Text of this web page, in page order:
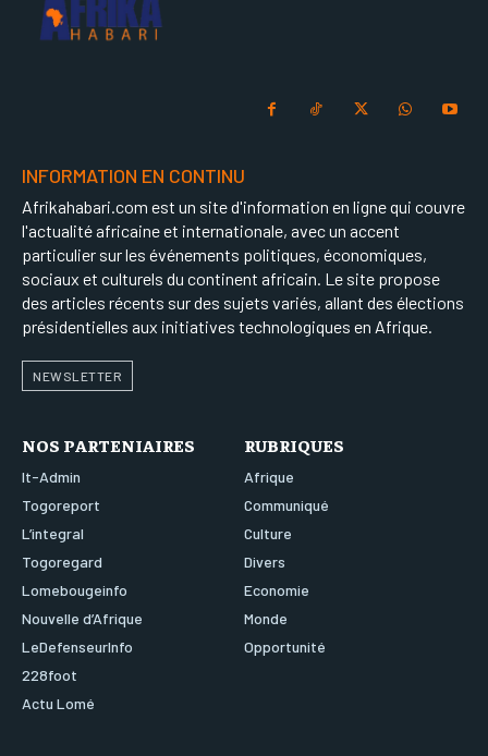
INFORMATION EN CONTINU
Afrikahabari.com est un site d'information en ligne qui couvre
l'actualité africaine et internationale, avec un accent
particulier sur les événements politiques, économiques,
sociaux et culturels du continent africain. Le site propose
des articles récents sur des sujets variés, allant des élections
présidentielles aux initiatives technologiques en Afrique.
NEWSLETTER
NOS PARTENIAIRES
It-Admin
Togoreport
L’integral
Togoregard
Lomebougeinfo
Nouvelle d’Afrique
LeDefenseurInfo
228foot
Actu Lomé
RUBRIQUES
Afrique
Communiqué
Culture
Divers
Economie
Monde
Opportunité